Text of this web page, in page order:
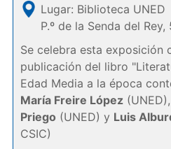
Lugar: Biblioteca UNED
P.º de la Senda del
Se celebra esta exposición
publicación del libro
Edad Media a la época
María Freire López(UNED),
Priego (UNED) y Luis
CSIC)